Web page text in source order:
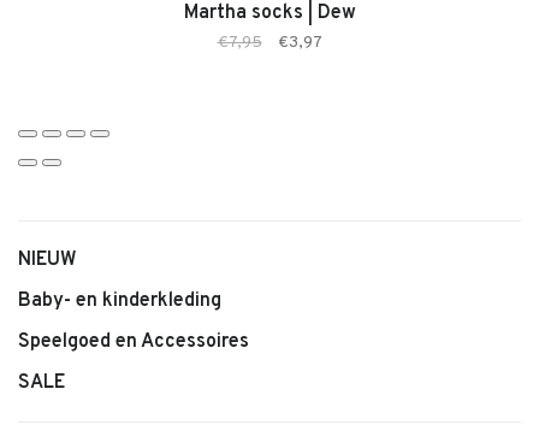
Martha socks | Dew
€7,95 €3,97
NIEUW
Baby- en kinderkleding
Speelgoed en Accessoires
SALE